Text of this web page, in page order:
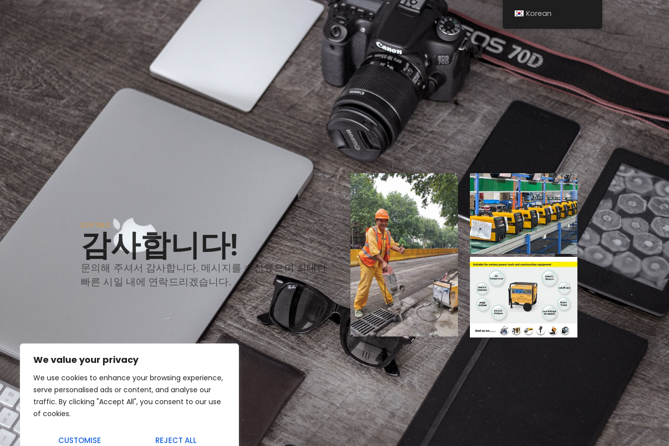
We value your privacy
We use cookies to enhance your browsing experience,
serve personalised ads or content, and analyse our
traffic. By clicking "Accept All", you consent to our use
of cookies.
CUSTOMISE REJECT ALL
SOFIMO
감사합니다!
문의해 주셔서 감사합니다. 메시지를 수신했으며 최대한
빠른 시일 내에 연락드리겠습니다.
Korean